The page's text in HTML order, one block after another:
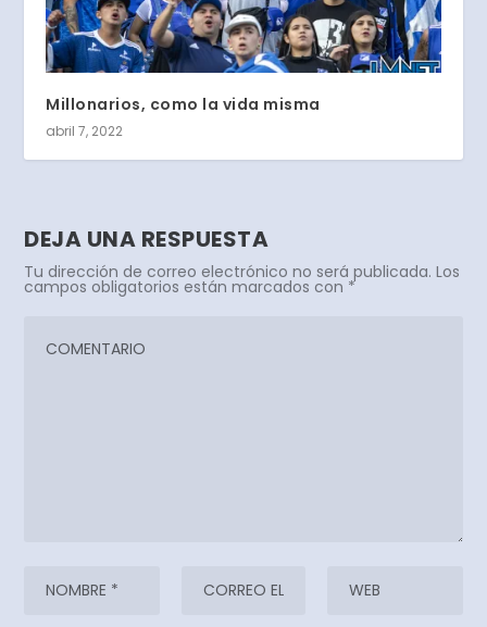
Millonarios, como la vida misma
abril 7, 2022
DEJA UNA RESPUESTA
Tu dirección de correo electrónico no será publicada. Los
campos obligatorios están marcados con *